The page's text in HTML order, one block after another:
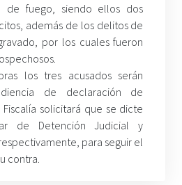
de fuego, siendo ellos dos
además de los delitos de
por los cuales fueron
los tres acusados serán
de declaración de
solicitará que se dicte
de Detención Judicial y
para seguir el
contra.